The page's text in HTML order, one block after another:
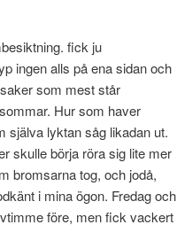
fick ju
ingen alls på ena sidan och
som mest står
Hur som haver
själva lyktan såg likadan ut.
skulle börja röra sig lite mer
bromsarna tog, och jodå,
i mina ögon. Fredag och
före, men fick vackert